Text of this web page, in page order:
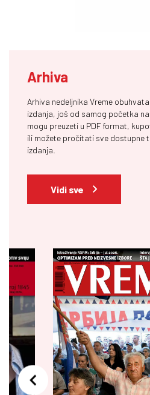
Arhiva
Arhiva nedeljnika Vreme
izdanja, još od samog početka
mogu preuzeti u PDF format,
ili možete pročitati sve dostupne
izdanja.
Vidi sve